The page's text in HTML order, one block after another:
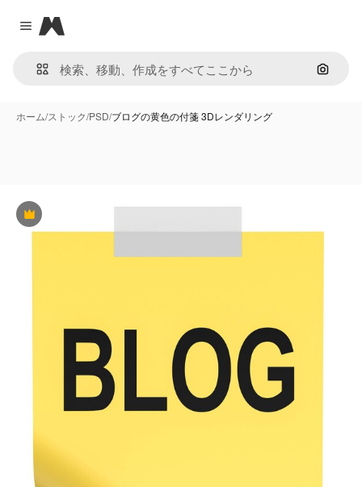
Close menu
Magnific
画像で
ホーム/ストック/PSD/ブログの黄色の付箋 3Dレンダリング
Premium